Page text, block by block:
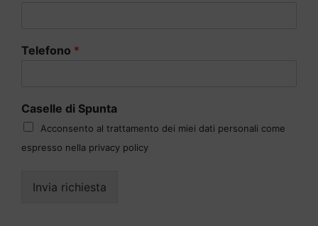
Telefono *
Caselle di Spunta
Acconsento al trattamento dei miei dati personali come
espresso nella privacy policy
Invia richiesta